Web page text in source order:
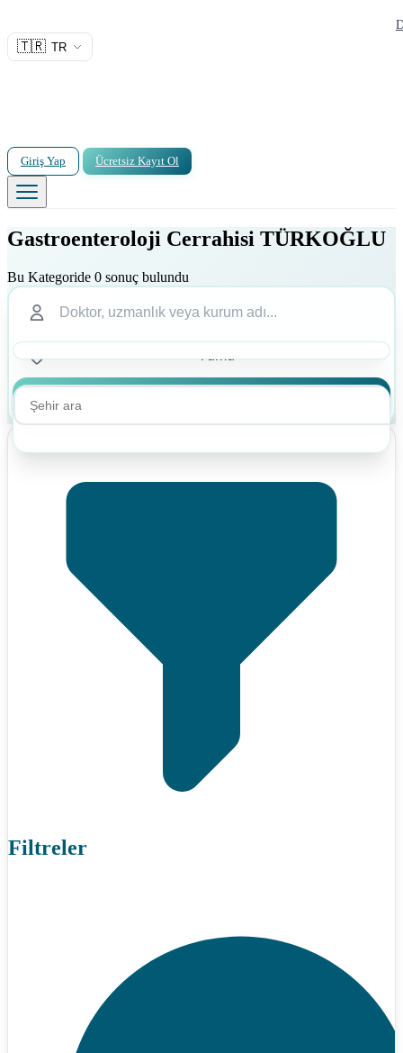
🇹🇷 TR
Giriş Yap Ücretsiz Kayıt Ol
Gastroenteroloji Cerrahisi TÜRKOĞLU
Bu Kategoride 0 sonuç bulundu
Filtreler